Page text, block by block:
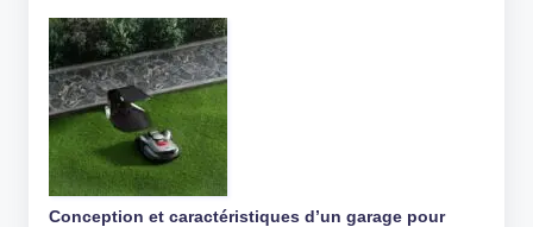
Conception et caractéristiques d’un garage pour